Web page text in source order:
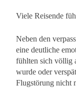
Viele Reisende
Neben den
eine deutliche
fühlten sich völlig
wurde oder
Flugstörung nicht